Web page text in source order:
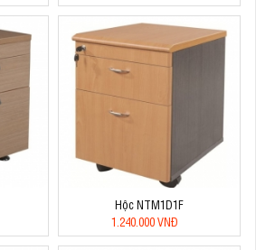
Hộc NTM1D1F
1.240.000 VNĐ